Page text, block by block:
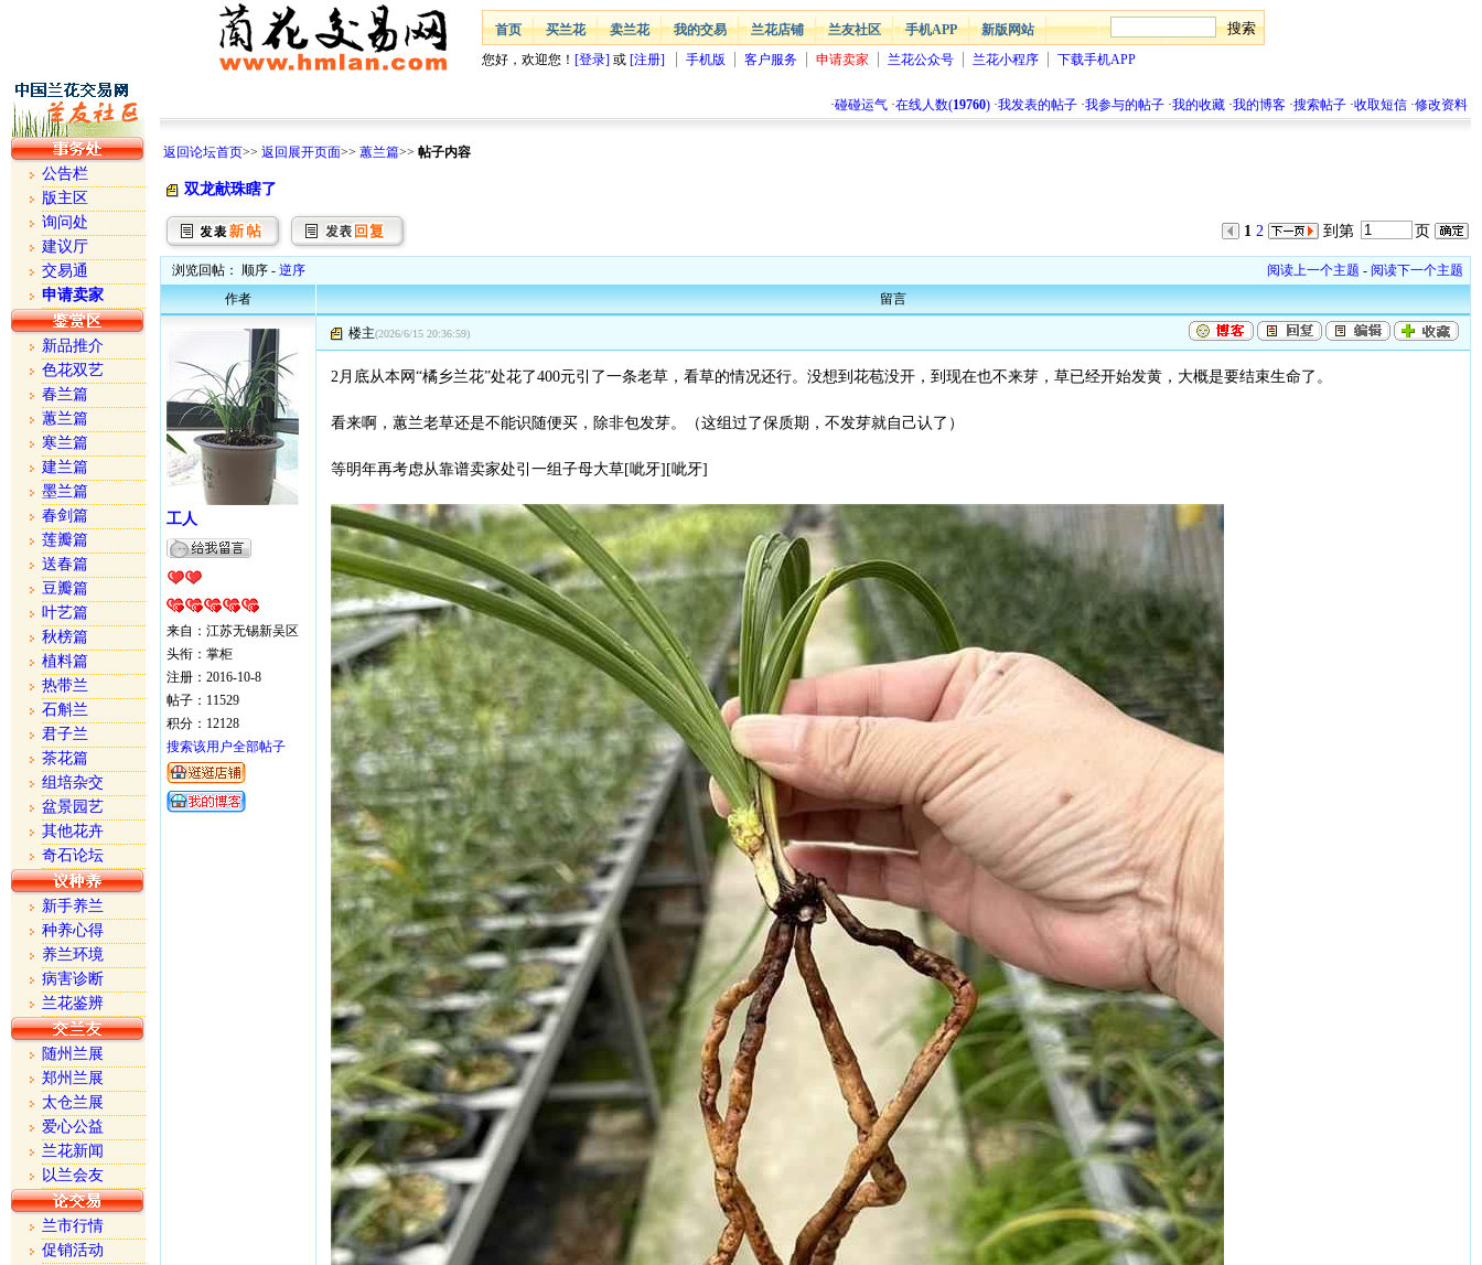
首页 买兰花 卖兰花 我的交易 兰花店铺 兰友社区 手机APP
新版网站
您好，欢迎您！ [登录] 或 [注册] 手机版 客户服务 申请卖家 兰花公众号 兰花小程序 下载手机APP
·碰碰运气 ·在线人数(19760) ·我发表的帖子 ·我参与的帖子 ·我的收藏 ·我的博客 ·搜索帖子 ·收取短信 ·修改资料
返回论坛首页>> 返回展开页面>> 蕙兰篇>> 帖子内容
双龙献珠瞎了
1 2 到第 页
浏览回帖： 顺序 - 逆序 阅读上一个主题 - 阅读下一个主题
作者
留言
工人
来自：江苏无锡新吴区
头衔：掌柜
注册：2016-10-8
帖子：11529
积分：12128
搜索该用户全部帖子
楼主(2026/6/15 20:36:59)
2月底从本网“橘乡兰花”处花了400元引了一条老草，看草的情况还行。没想到花苞没开，到现在也不来芽，草已经开始发黄，大概是要结束生命了。
看来啊，蕙兰老草还是不能识随便买，除非包发芽。（这组过了保质期，不发芽就自己认了）
等明年再考虑从靠谱卖家处引一组子母大草[呲牙][呲牙]
公告栏
版主区
询问处
建议厅
交易通
申请卖家
新品推介
色花双艺
春兰篇
蕙兰篇
寒兰篇
建兰篇
墨兰篇
春剑篇
莲瓣篇
送春篇
豆瓣篇
叶艺篇
秋榜篇
植料篇
热带兰
石斛兰
君子兰
茶花篇
组培杂交
盆景园艺
其他花卉
奇石论坛
新手养兰
种养心得
养兰环境
病害诊断
兰花鉴辨
随州兰展
郑州兰展
太仓兰展
爱心公益
兰花新闻
以兰会友
兰市行情
促销活动